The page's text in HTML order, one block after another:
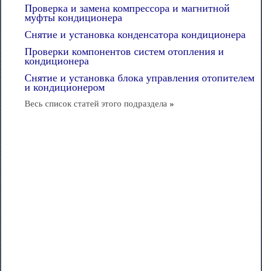
Проверка и замена компрессора и магнитной
муфты кондиционера
Снятие и установка конденсатора кондиционера
Проверки компонентов систем отопления и
кондиционера
Снятие и установка блока управления отопителем
и кондиционером
Весь список статей этого подраздела »